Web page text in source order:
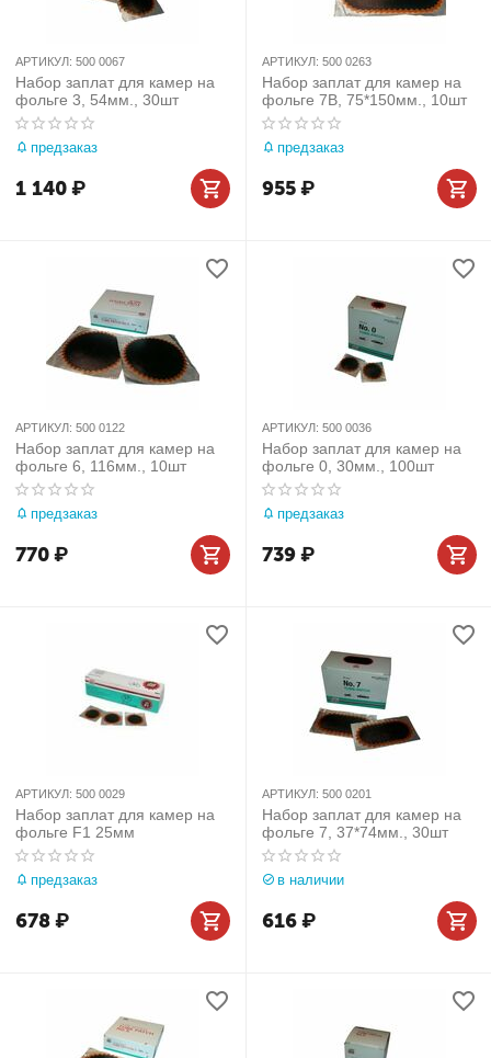
АРТИКУЛ: 500 0067
Набор заплат для камер на
фольге 3, 54мм., 30шт
предзаказ
1 140₽
АРТИКУЛ: 500 0263
Набор заплат для камер на
фольге 7B, 75*150мм., 10шт
предзаказ
955₽
АРТИКУЛ: 500 0122
Набор заплат для камер на
фольге 6, 116мм., 10шт
предзаказ
770₽
АРТИКУЛ: 500 0036
Набор заплат для камер на
фольге 0, 30мм., 100шт
предзаказ
739₽
АРТИКУЛ: 500 0029
Набор заплат для камер на
фольге F1 25мм
предзаказ
678₽
АРТИКУЛ: 500 0201
Набор заплат для камер на
фольге 7, 37*74мм., 30шт
в наличии
616₽